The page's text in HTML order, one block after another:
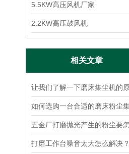
5.5KW高压风机厂家
2.2KW高压鼓风机
相关文章
打磨工作台噪音太大怎么解决？